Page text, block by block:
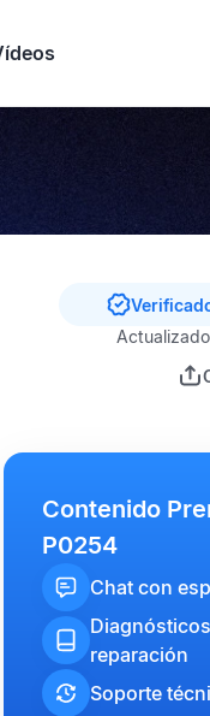
Contenido
P0254
Chat con
reparación
Soporte